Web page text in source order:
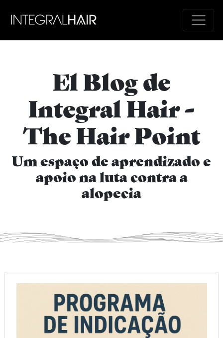
El Blog de
Integral Hair -
The Hair Point
Um espaço de aprendizado e
apoio na luta contra a
alopecia